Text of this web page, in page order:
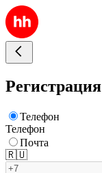
Телефон
Телефон
Почта
🇷🇺